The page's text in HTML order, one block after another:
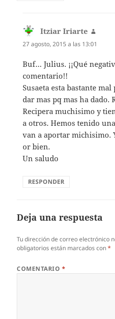
Itziar Iriarte
27 agosto, 2015 a las 13:01
Buf… Julius. ¡¡Qué
comentario!!
Susaeta esta bastante
dar mas pq mas ha dado.
Recipera muchisimo y
a otros. Hemos tenido
van a aportar michisimo.
or bien.
Un saludo
RESPONDER
Deja una respuesta
Tu dirección de correo electrónico
obligatorios están marcados con*
COMENTARIO *